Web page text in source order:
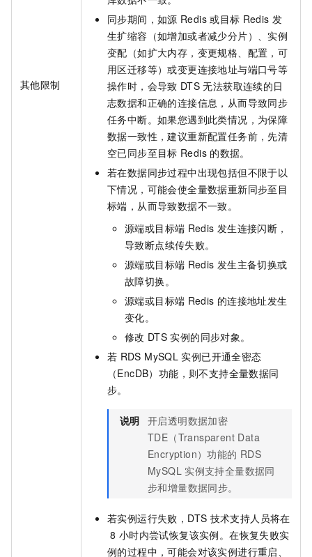
其他限制
同步期间，如源 Redis 或目标 Redis 发
生扩缩容（如增加或者减少分片）、实例
变配（如扩大内存，变更规格、配置，可
用区迁移等）或变更连接地址与端口号等
操作时，会导致 DTS 无法获取连续的日
志数据和正确的连接信息，从而导致同步
任务中断。如果您遇到此类情况，为保障
数据一致性，建议重新配置任务前，先清
空已同步至目标 Redis 的数据。
若在数据同步过程中出现包括但不限于以
下情况，可能会使全量数据重新同步至目
标端，从而导致数据不一致。
源端或目标端 Redis 发生连接闪断，
导致断点续传失败。
源端或目标端 Redis 发生主备切换或
故障切换。
源端或目标端 Redis 的连接地址发生
变化。
修改 DTS 实例的同步对象。
若 RDS MySQL 实例已开通全密态
（EncDB）功能，则不支持全量数据同
步。
说明 开启透明数据加密
TDE（Transparent Data
Encryption）功能的 RDS
MySQL 实例支持全量数据同
步和增量数据同步。
若实例运行失败，DTS 技术支持人员将在
8 小时内尝试恢复该实例。在恢复失败实
例的过程中，可能会对该实例进行重启、